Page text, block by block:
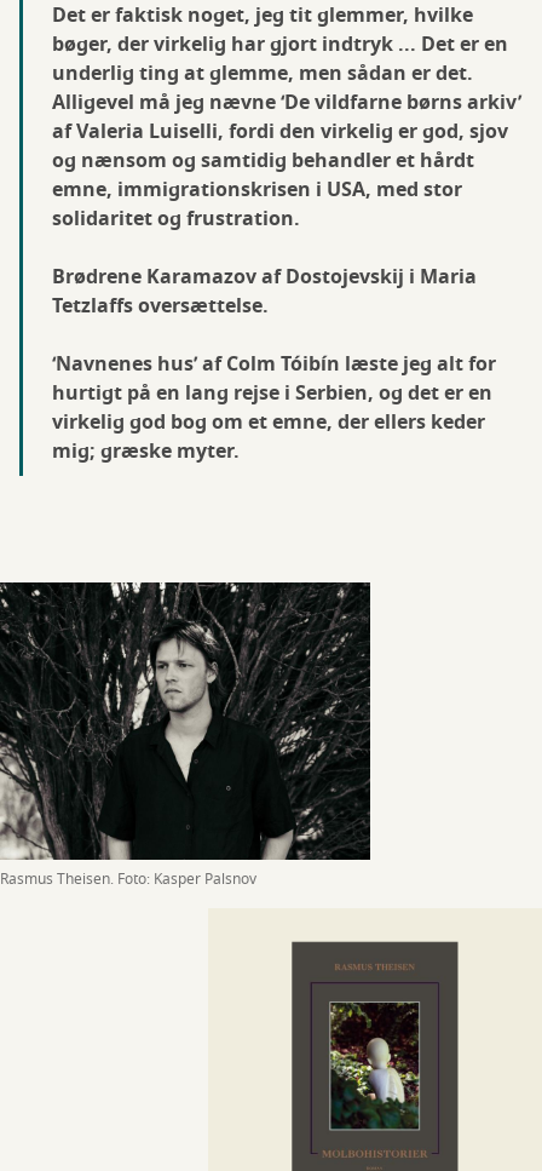
Det er faktisk noget, jeg tit glemmer, hvilke
bøger, der virkelig har gjort indtryk ... Det er en
underlig ting at glemme, men sådan er det.
Alligevel må jeg nævne ‘De vildfarne børns arkiv’
af Valeria Luiselli, fordi den virkelig er god, sjov
og nænsom og samtidig behandler et hårdt
emne, immigrationskrisen i USA, med stor
solidaritet og frustration.
Brødrene Karamazov af Dostojevskij i Maria
Tetzlaffs oversættelse.
‘Navnenes hus’ af Colm Tóibín læste jeg alt for
hurtigt på en lang rejse i Serbien, og det er en
virkelig god bog om et emne, der ellers keder
mig; græske myter.
Rasmus Theisen. Foto: Kasper Palsnov